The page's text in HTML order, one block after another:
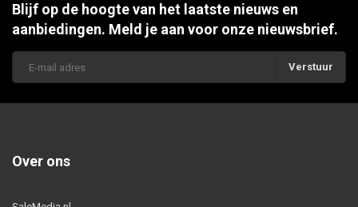
Blijf op de hoogte van het laatste nieuws en
aanbiedingen. Meld je aan voor onze nieuwsbrief.
Verstuur
Over ons